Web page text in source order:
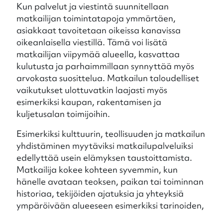
Kun palvelut ja viestintä suunnitellaan
matkailijan toimintatapoja ymmärtäen,
asiakkaat tavoitetaan oikeissa kanavissa
oikeanlaisella viestillä. Tämä voi lisätä
matkailijan viipymää alueella, kasvattaa
kulutusta ja parhaimmillaan synnyttää myös
arvokasta suosittelua. Matkailun taloudelliset
vaikutukset ulottuvatkin laajasti myös
esimerkiksi kaupan, rakentamisen ja
kuljetusalan toimijoihin.
Esimerkiksi kulttuurin, teollisuuden ja matkailun
yhdistäminen myytäviksi matkailupalveluiksi
edellyttää usein elämyksen taustoittamista.
Matkailija kokee kohteen syvemmin, kun
hänelle avataan teoksen, paikan tai toiminnan
historiaa, tekijöiden ajatuksia ja yhteyksiä
ympäröivään alueeseen esimerkiksi tarinoiden,